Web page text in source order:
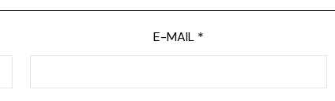
E-MAIL *